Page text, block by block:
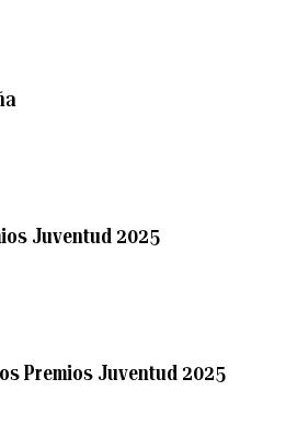
Juventud 2025
Premios Juventud 2025